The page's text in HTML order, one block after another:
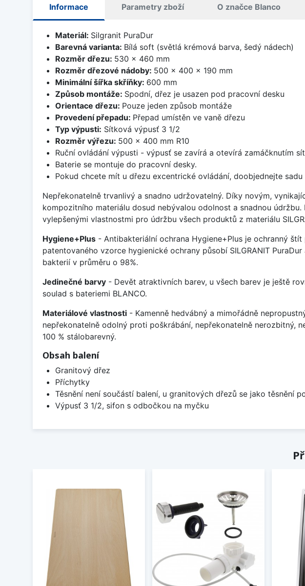
Informace Parametry zboží O značce Blanco
Materiál: Silgranit PuraDur
Barevná varianta: Bílá soft (světlá krémová barva, šedý nádech)
Rozměr dřezu: 530 x 460 mm
Rozměr dřezové nádoby: 500 x 400 x 190 mm
Minimální šířka skříňky: 600 mm
Způsob montáže: Spodní, dřez je usazen pod pracovní desku
Orientace dřezu: Pouze jeden způsob montáže
Provedení přepadu: Přepad umístěn ve vaně dřezu
Typ výpusti: Sítková výpusť 3 1/2
Rozměr výřezu: 500 x 400 mm R10
Ruční ovládání výpusti - výpusť se zavírá a otevírá zamáčknutím
Baterie se montuje do pracovní desky.
Pokud chcete mít u dřezu excentrické ovládání, doobjednejte sadu
Nepřekonatelně trvanlivý a snadno udržovatelný. Díky novým,
kompozitního materiálu dosud nebývalou odolnost a snadnou
vylepšenými vlastnostmi pro údržbu všech produktů z materiálu
Hygiene+Plus - Antibakteriální ochrana Hygiene+Plus je ochranný
patentovaného vzorce hygienické ochrany působí SILGRANIT
bakterií v průměru o 98%.
Jedinečné barvy - Devět atraktivních barev, u všech barev je ještě
soulad s bateriemi BLANCO.
Materiálové vlastnosti - Kamenně hedvábný a mimořádně
nepřekonatelně odolný proti poškrábání, nepřekonatelně nerozbitný,
100 % stálobarevný.
Obsah balení
Granitový dřez
Příchytky
Těsnění není součástí balení, u granitových dřezů se jako těsnění
Výpusť 3 1/2, sifon s odbočkou na myčku